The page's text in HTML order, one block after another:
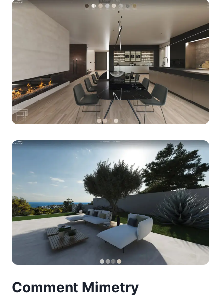
Comment Mimetry